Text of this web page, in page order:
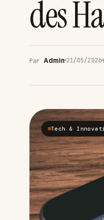
des
Par Admin 21/05/2026
Tech &